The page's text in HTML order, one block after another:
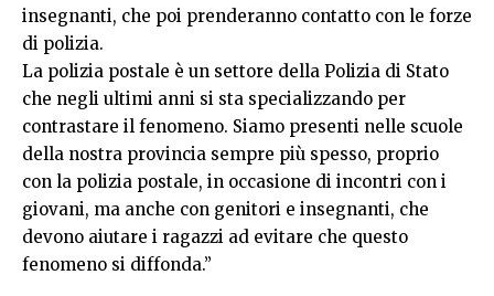
insegnanti, che poi prenderanno contatto con le forze
di polizia.
La polizia postale è un settore della Polizia di Stato
che negli ultimi anni si sta specializzando per
contrastare il fenomeno. Siamo presenti nelle scuole
della nostra provincia sempre più spesso, proprio
con la polizia postale, in occasione di incontri con i
giovani, ma anche con genitori e insegnanti, che
devono aiutare i ragazzi ad evitare che questo
fenomeno si diffonda.”